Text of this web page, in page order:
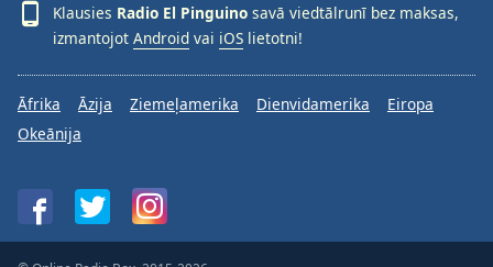
Klausies Radio El Pinguino savā viedtālrunī bez maksas,
izmantojot Android vai iOS lietotni!
Āfrika Āzija Ziemeļamerika Dienvidamerika
Eiropa
Okeānija